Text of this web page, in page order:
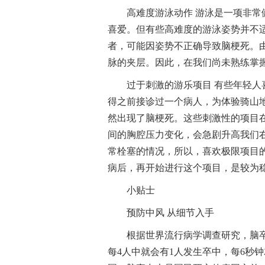
高难度游泳动作 游泳是一项非
喜爱。但有些高难度的游泳姿势并不
者，可能因姿势不正确导致脑梗死。
脉的夹层。因此，在我们尚未熟练掌
过于刺激的游乐项目 有些年轻
得之前接诊过一个病人，为体验骑山
然出现了脑梗死。这些刺激性的项目
间的胸腔压力变化，会急剧升高我们
常栓塞的情况，所以，喜欢极限项目
病后，再开始进行这个项目，是较为
小贴士
预防中风 从细节入手
根据世界流行病学调查研究，脑
每4人中就会有1人发生卒中，每6秒